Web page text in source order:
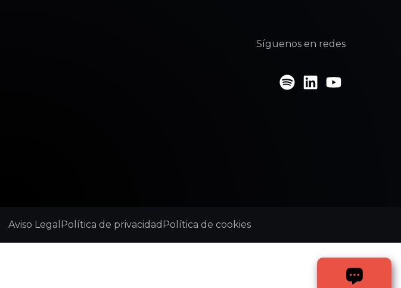
Síguenos en redes
Aviso Legal Política de privacidad Política de cookies